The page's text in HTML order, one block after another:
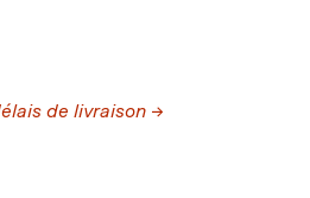
de livraison →